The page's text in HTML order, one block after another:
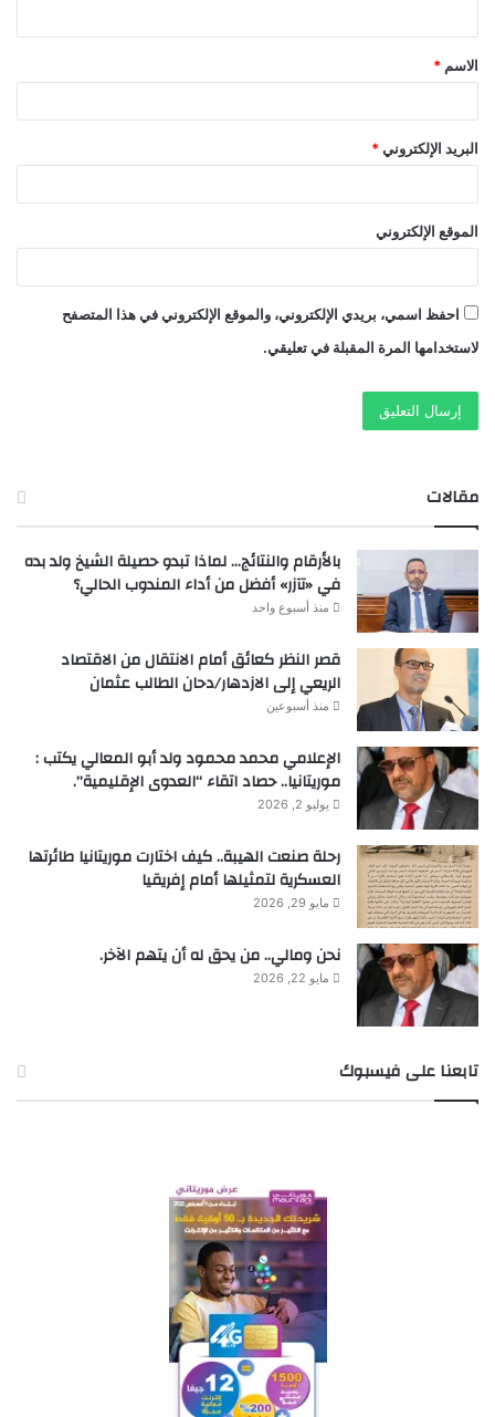
ق
*
الاسم *
البريد الإلكتروني *
الموقع الإلكتروني
احفظ اسمي، بريدي الإلكتروني، والموقع الإلكتروني في هذا المتصفح
لاستخدامها المرة المقبلة في تعليقي.
مقالات
بالأرقام والنتائج… لماذا تبدو حصيلة الشيخ ولد بده
في «تآزر» أفضل من أداء المندوب الحالي؟
منذ أسبوع واحد
قصر النظر كعائق أمام الانتقال من الاقتصاد
الريعي إلى الازدهار/دحان الطالب عثمان
منذ أسبوعين
الإعلامي محمد محمود ولد أبو المعالي يكتب :
موريتانيا.. حصاد اتقاء “العدوى الإقليمية”.
يوليو 2, 2026
رحلة صنعت الهيبة.. كيف اختارت موريتانيا طائرتها
العسكرية لتمثيلها أمام إفريقيا
مايو 29, 2026
نحن ومالي.. من يحق له أن يتهم الآخر.
مايو 22, 2026
تابعنا على فيسبوك